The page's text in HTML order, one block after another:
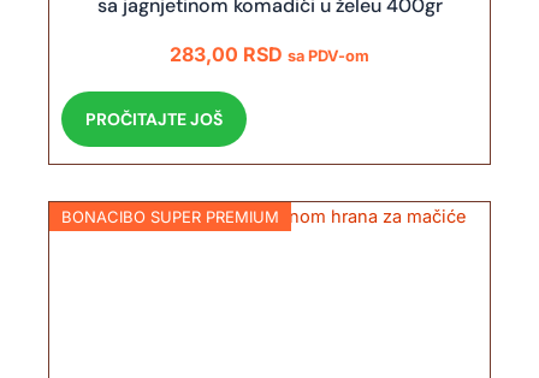
sa jagnjetinom komadići u želeu 400gr
283,00 RSD sa PDV-om
PROČITAJTE JOŠ
BONACIBO SUPER PREMIUM